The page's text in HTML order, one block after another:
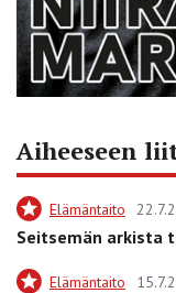
Aiheeseen
Elämäntaito
Seitsemän arkista
Elämäntaito